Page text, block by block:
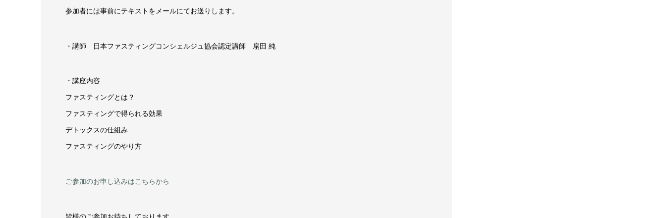
参加者には事前にテキストをメールにてお送りします。
・講師 日本ファスティングコンシェルジュ協会認定講師 扇田 純
・講座内容
ファスティングとは？
ファスティングで得られる効果
デトックスの仕組み
ファスティングのやり方
ご参加のお申し込みはこちらから
皆様のご参加お待ちしております。